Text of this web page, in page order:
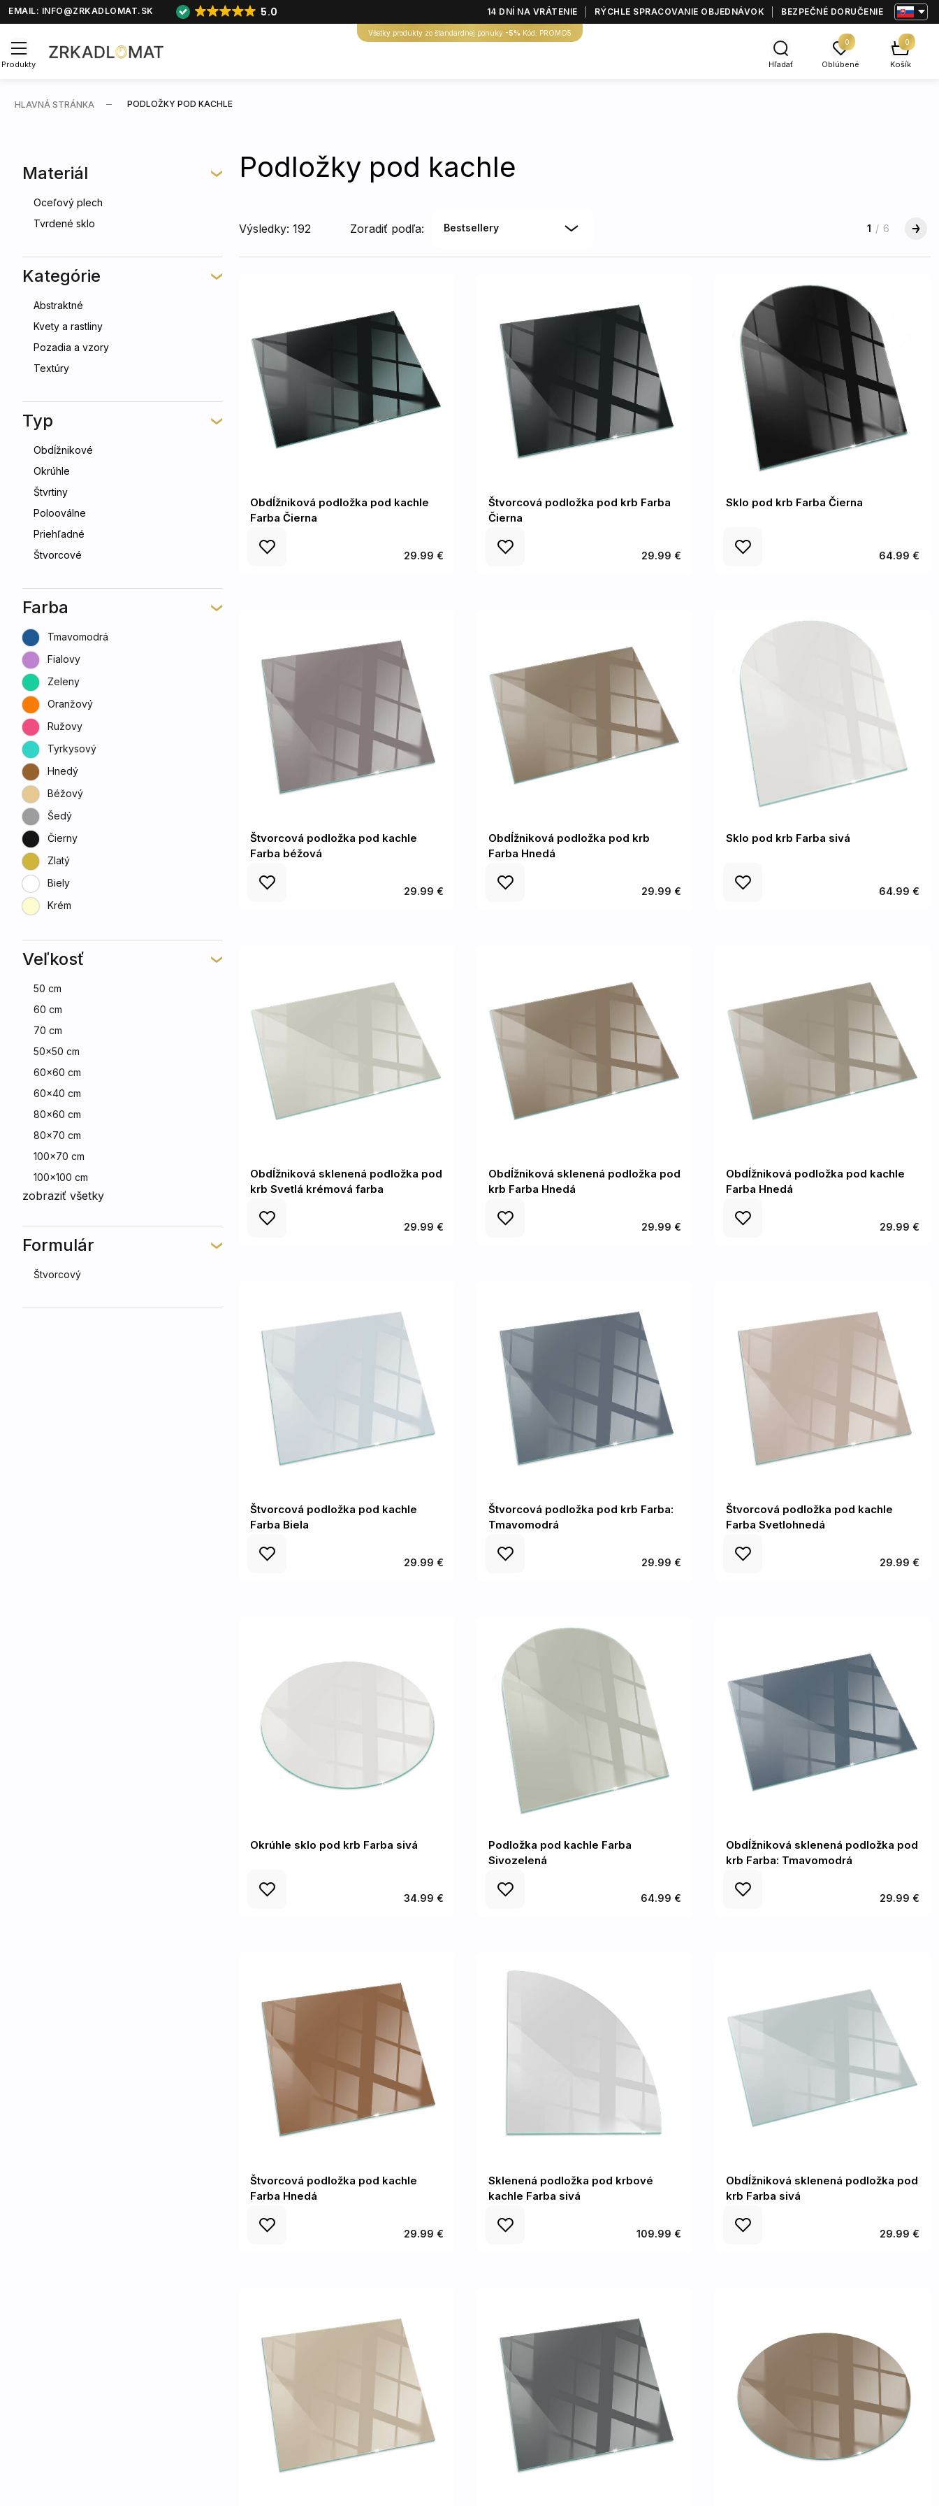
EMAIL: INFO@ZRKADLOMAT.SK 5.0 14 DNÍ NA VRÁTENIE RÝCHLE SPRACOVANIE OBJEDNÁVOK BEZPEČNÉ DORUČENIE
Všetky produkty zo štandardnej ponuky -5% Kód: PROMO5
Produkty Hľadať
0
Oblúbené
0
Košík
HLAVNÁ STRÁNKA PODLOŽKY POD KACHLE
Materiál
Oceľový plech
Tvrdené sklo
Kategórie
Abstraktné
Kvety a rastliny
Pozadia a vzory
Textúry
Typ
Obdĺžnikové
Okrúhle
Štvrtiny
Polooválne
Priehľadné
Štvorcové
Farba
Tmavomodrá
Fialovy
Zeleny
Oranžový
Ružovy
Tyrkysový
Hnedý
Béžový
Šedý
Čierny
Zlatý
Biely
Krém
Veľkosť
50 cm
60 cm
70 cm
50x50 cm
60x60 cm
60x40 cm
80x60 cm
80x70 cm
100x70 cm
100x100 cm
zobraziť všetky
Formulár
Štvorcový
Podložky pod kachle
Výsledky: 192 Zoradiť podľa: Bestsellery 1 / 6
Obdĺžniková podložka pod kachle
Farba Čierna
29.99 €
Štvorcová podložka pod krb Farba
Čierna
29.99 €
Sklo pod krb Farba Čierna
64.99 €
Štvorcová podložka pod kachle
Farba béžová
29.99 €
Obdĺžniková podložka pod krb
Farba Hnedá
29.99 €
Sklo pod krb Farba sivá
64.99 €
Obdĺžniková sklenená podložka pod
krb Svetlá krémová farba
29.99 €
Obdĺžniková sklenená podložka pod
krb Farba Hnedá
29.99 €
Obdĺžniková podložka pod kachle
Farba Hnedá
29.99 €
Štvorcová podložka pod kachle
Farba Biela
29.99 €
Štvorcová podložka pod krb Farba:
Tmavomodrá
29.99 €
Štvorcová podložka pod kachle
Farba Svetlohnedá
29.99 €
Okrúhle sklo pod krb Farba sivá
34.99 €
Podložka pod kachle Farba
Sivozelená
64.99 €
Obdĺžniková sklenená podložka pod
krb Farba: Tmavomodrá
29.99 €
Štvorcová podložka pod kachle
Farba Hnedá
29.99 €
Sklenená podložka pod krbové
kachle Farba sivá
109.99 €
Obdĺžniková sklenená podložka pod
krb Farba sivá
29.99 €